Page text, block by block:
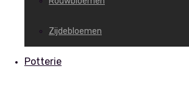
Zijdebloemen
Potterie